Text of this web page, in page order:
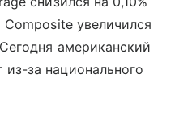
Composite увеличился
американский
из-за национального